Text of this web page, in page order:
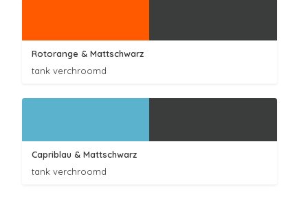
Rotorange & Mattschwarz
tank verchroomd
Capriblau & Mattschwarz
tank verchroomd